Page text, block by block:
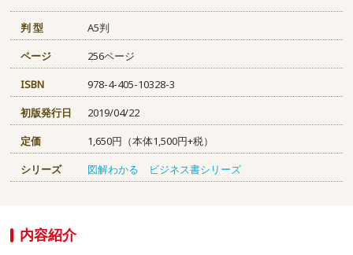
判 型
A5判
ページ
256ページ
ISBN
978-4-405-10328-3
初版発行日
2019/04/22
定価
1,650円（本体1,500円+税）
シリーズ
図解わかる ビジネス書シリーズ
内容紹介